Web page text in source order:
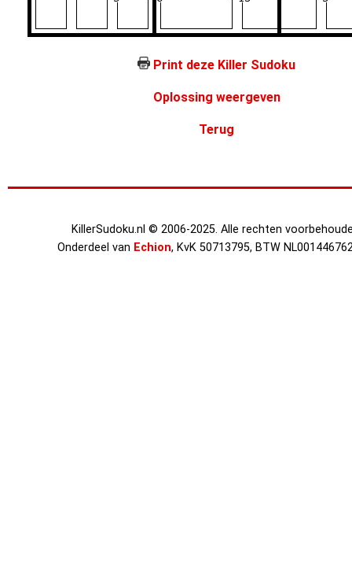
Print deze Killer Sudoku
Oplossing weergeven
Terug
KillerSudoku.nl © 2006-2025. Alle rechten
Onderdeel van Echion, KvK 50713795, BTW